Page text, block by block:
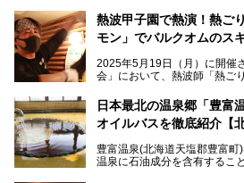
熱波甲子園で熱演！熱ご
モン」でバルクオムのス
2025年5月19日（月）に開催
会」において、熱波師「熱ご
動拠点である北海道の銭湯「
スキンケアブランド バルクオ
限定でプレゼントいたします
で、ぜひお試しください。※6
第終了
日本最北の温泉郷「豊富
オイルバスを徹底紹介【北
豊富温泉(北海道天塩郡豊富町
温泉に石油成分を含有するこ